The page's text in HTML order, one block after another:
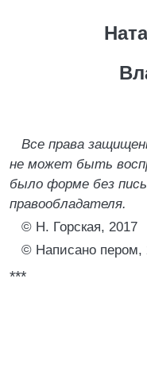
Все права
не может быть
было форме без
правообладателя.
© Н. Горская, 2017
© Написано пером,
***